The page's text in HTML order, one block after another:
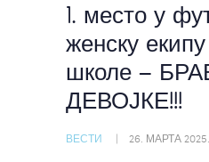
1. место у
женску
школе –
ДЕВОЈКЕ!!!
ВЕСТИ 26. МАРТА 2025.